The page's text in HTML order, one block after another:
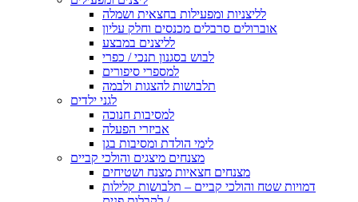
לליצניות ומפעילות בחצאית ושמלה
אוברולים סרבלים מכנסים וחלק עליון
לליצנים במבצע
לבוש בסגנון תנכי / כפרי
למספרי סיפורים
תלבושות להצגות ולבמה
לגני ילדים
למסיבות חנוכה
אביזרי הפעלה
לימי הולדת ומסיבות בגן
מצנחים מיצגים והולכי קביים
מצנחים חצאיות מצנח ושטיחים
דמויות שטח והולכי קביים – תלבושות קלילות